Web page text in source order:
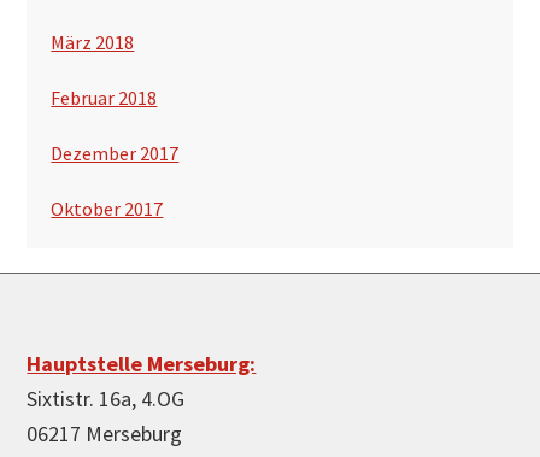
März 2018
Februar 2018
Dezember 2017
Oktober 2017
Footer
Hauptstelle Merseburg:
Sixtistr. 16a, 4.OG
06217 Merseburg